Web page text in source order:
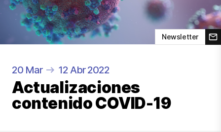
Newsletter
20 Mar 12 Abr 2022
Actualizaciones
contenido COVID-19